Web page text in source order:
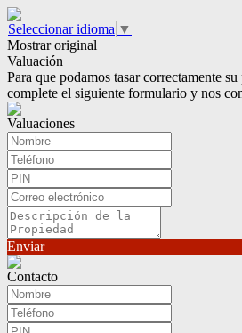
Seleccionar idioma ▼
Mostrar original
Valuación
Para que podamos tasar correctamente
complete el siguiente formulario y nos
Valuaciones
Enviar
Contacto